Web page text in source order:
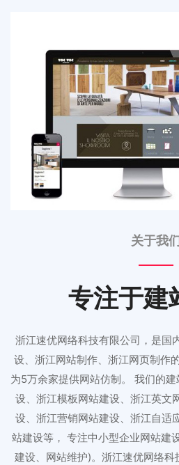
关于我
专注于建
浙江速优网络科技有限公司，是国
设、浙江网站制作、浙江网页制作
为5万余家提供网站仿制。 我们的
设、浙江模板网站建设、浙江英文
设、浙江营销网站建设、浙江自适
站建设等， 专注中小型企业网站建
建设、网站维护)。浙江速优网络